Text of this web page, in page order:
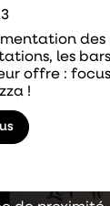
les
offre :
!